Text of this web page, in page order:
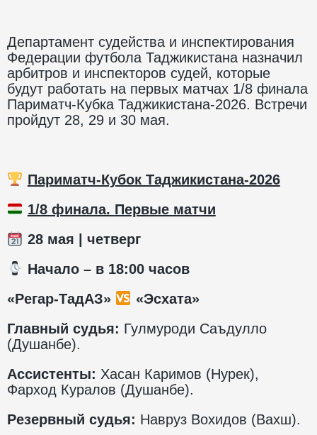
Департамент судейства и инспектирования
Федерации футбола Таджикистана назначил
арбитров и инспекторов судей, которые
будут работать на первых матчах 1/8 финала
Париматч-Кубка Таджикистана-2026. Встречи
пройдут 28, 29 и 30 мая.
Париматч-Кубок Таджикистана-2026
1/8 финала. Первые матчи
28 мая | четверг
️ Начало – в 18:00 часов
«Регар-ТадАЗ»
«Эсхата»
Главный судья: Гулмуроди Саъдулло
(Душанбе).
Ассистенты: Хасан Каримов (Нурек),
Фарход Куралов (Душанбе).
Резервный судья: Навруз Вохидов (Вахш).